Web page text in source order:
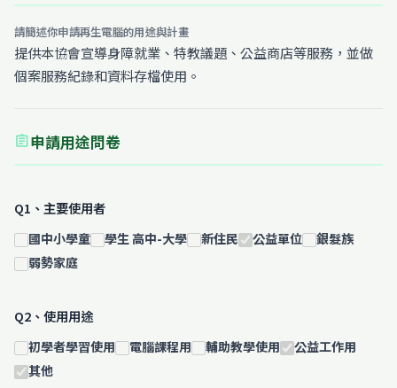
請簡述你申請再生電腦的用途與計畫
提供本協會宣導身障就業、特教議題、公益商店等服務，並做
個案服務紀錄和資料存檔使用。
assignment申請用途問卷
Q1、主要使用者
國中小學童 學生 高中-大學 新住民 公益單位
銀髮族
弱勢家庭
Q2、使用用途
初學者學習使用 電腦課程用 輔助教學使用
公益工作用
其他